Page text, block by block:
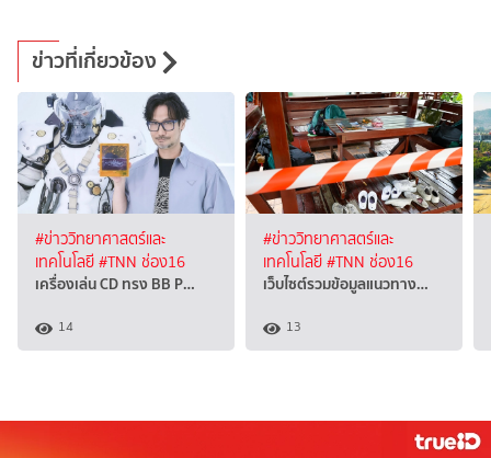
ข่าวที่เกี่ยวข้อง
#ข่าววิทยาศาสตร์และ
เทคโนโลยี#TNN ช่อง16
เครื่องเล่น CD ทรง BB P…
14
#ข่าววิทยาศาสตร์และ
เทคโนโลยี#TNN ช่อง16
เว็บไซต์รวมข้อมูลแนวทาง…
13